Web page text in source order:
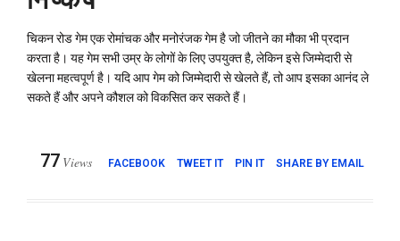
चिकन रोड गेम एक रोमांचक और मनोरंजक गेम है जो जीतने का मौका भी प्रदान
करता है। यह गेम सभी उम्र के लोगों के लिए उपयुक्त है, लेकिन इसे जिम्मेदारी से
खेलना महत्वपूर्ण है। यदि आप गेम को जिम्मेदारी से खेलते हैं, तो आप इसका आनंद ले
सकते हैं और अपने कौशल को विकसित कर सकते हैं।
77 Views FACEBOOK TWEET IT PIN IT SHARE BY EMAIL